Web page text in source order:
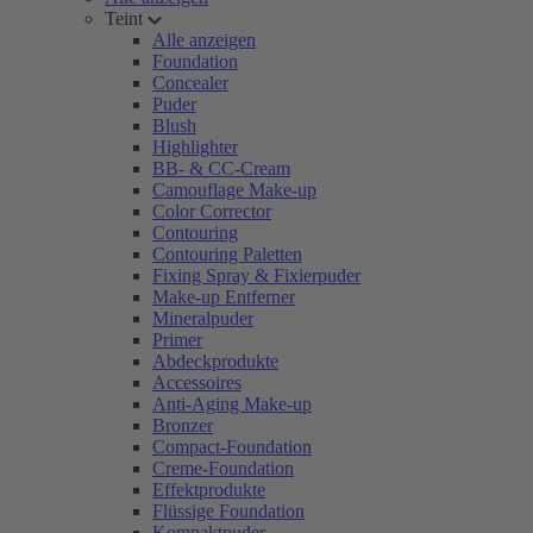
Teint
Alle anzeigen
Foundation
Concealer
Puder
Blush
Highlighter
BB- & CC-Cream
Camouflage Make-up
Color Corrector
Contouring
Contouring Paletten
Fixing Spray & Fixierpuder
Make-up Entferner
Mineralpuder
Primer
Abdeckprodukte
Accessoires
Anti-Aging Make-up
Bronzer
Compact-Foundation
Creme-Foundation
Effektprodukte
Flüssige Foundation